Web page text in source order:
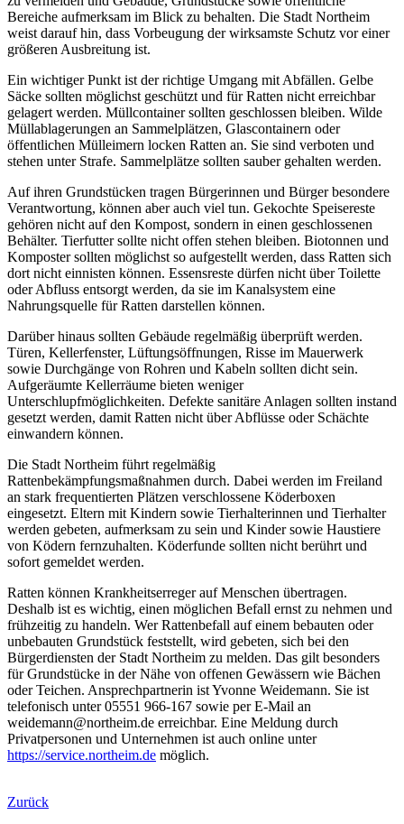
Bereiche aufmerksam im Blick zu behalten. Die Stadt Northeim
weist darauf hin, dass Vorbeugung der wirksamste Schutz vor einer
größeren Ausbreitung ist.
Ein wichtiger Punkt ist der richtige Umgang mit Abfällen. Gelbe
Säcke sollten möglichst geschützt und für Ratten nicht erreichbar
gelagert werden. Müllcontainer sollten geschlossen bleiben. Wilde
Müllablagerungen an Sammelplätzen, Glascontainern oder
öffentlichen Mülleimern locken Ratten an. Sie sind verboten und
stehen unter Strafe. Sammelplätze sollten sauber gehalten werden.
Auf ihren Grundstücken tragen Bürgerinnen und Bürger besondere
Verantwortung, können aber auch viel tun. Gekochte Speisereste
gehören nicht auf den Kompost, sondern in einen geschlossenen
Behälter. Tierfutter sollte nicht offen stehen bleiben. Biotonnen und
Komposter sollten möglichst so aufgestellt werden, dass Ratten sich
dort nicht einnisten können. Essensreste dürfen nicht über Toilette
oder Abfluss entsorgt werden, da sie im Kanalsystem eine
Nahrungsquelle für Ratten darstellen können.
Darüber hinaus sollten Gebäude regelmäßig überprüft werden.
Türen, Kellerfenster, Lüftungsöffnungen, Risse im Mauerwerk
sowie Durchgänge von Rohren und Kabeln sollten dicht sein.
Aufgeräumte Kellerräume bieten weniger
Unterschlupfmöglichkeiten. Defekte sanitäre Anlagen sollten instand
gesetzt werden, damit Ratten nicht über Abflüsse oder Schächte
einwandern können.
Die Stadt Northeim führt regelmäßig
Rattenbekämpfungsmaßnahmen durch. Dabei werden im Freiland
an stark frequentierten Plätzen verschlossene Köderboxen
eingesetzt. Eltern mit Kindern sowie Tierhalterinnen und Tierhalter
werden gebeten, aufmerksam zu sein und Kinder sowie Haustiere
von Ködern fernzuhalten. Köderfunde sollten nicht berührt und
sofort gemeldet werden.
Ratten können Krankheitserreger auf Menschen übertragen.
Deshalb ist es wichtig, einen möglichen Befall ernst zu nehmen und
frühzeitig zu handeln. Wer Rattenbefall auf einem bebauten oder
unbebauten Grundstück feststellt, wird gebeten, sich bei den
Bürgerdiensten der Stadt Northeim zu melden. Das gilt besonders
für Grundstücke in der Nähe von offenen Gewässern wie Bächen
oder Teichen. Ansprechpartnerin ist Yvonne Weidemann. Sie ist
telefonisch unter 05551 966-167 sowie per E-Mail an
weidemann@northeim.de erreichbar. Eine Meldung durch
Privatpersonen und Unternehmen ist auch online unter
https://service.northeim.de möglich.
Zurück